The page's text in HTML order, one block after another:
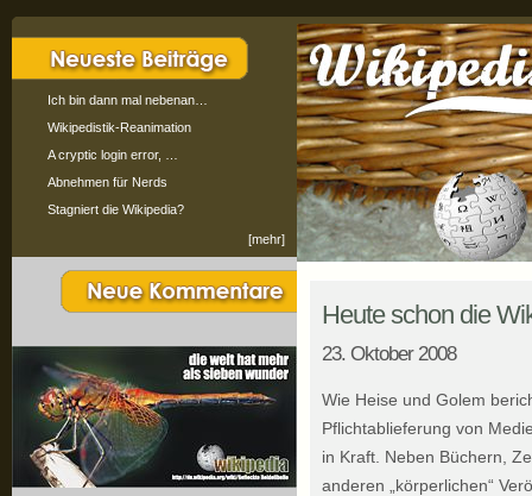
Ich bin dann mal nebenan…
Wikipedistik-Reanimation
A cryptic login error, …
Abnehmen für Nerds
Stagniert die Wikipedia?
[mehr]
Heute schon die
23. Oktober 2008
Wie Heise und Golem
Pflichtablieferung von
in Kraft. Neben Büchern,
anderen „körperlichen“